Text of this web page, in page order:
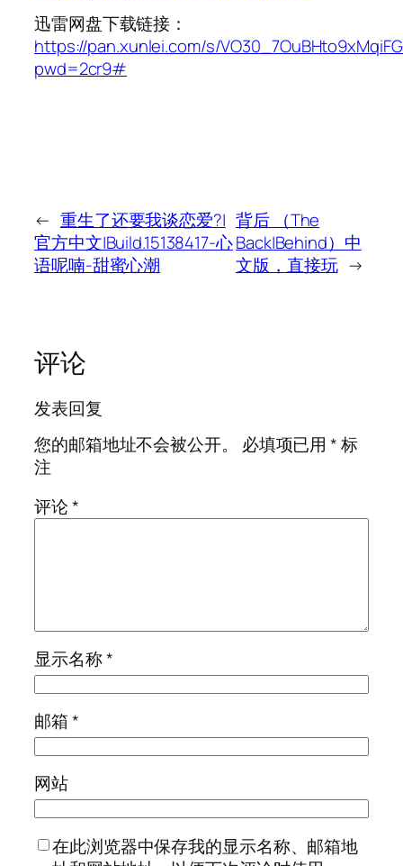
迅雷网盘下载链接：
https://pan.xunlei.com/s/
pwd=2cr9#
← 重生了还要我谈恋爱?|
官方中文|Build.15138417-心
语呢喃-甜蜜心潮
背后 （The
Back|Behind）中
文版，直接玩 →
评论
发表回复
您的邮箱地址不会被公开。
必填项已用*标
注
评论*
显示名称*
邮箱*
网站
在此浏览器中保存我的显示名称、邮箱地